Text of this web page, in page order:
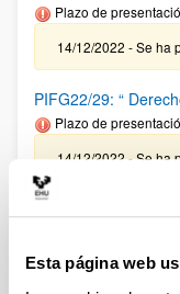
Esta página web
Plazo de
14/12/2022 - Se ha
PIFG22/29: “
Plazo de
14/12/2022 - Se ha
Plazo de